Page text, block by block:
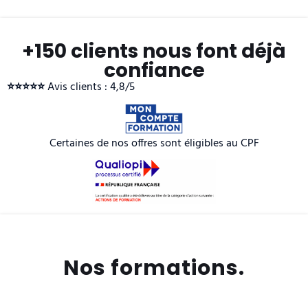
+150 clients nous font déjà
confiance
⭐️⭐️⭐️⭐️⭐️Avis clients : 4,8/5
Certaines de nos offres sont éligibles au CPF
Nos formations.